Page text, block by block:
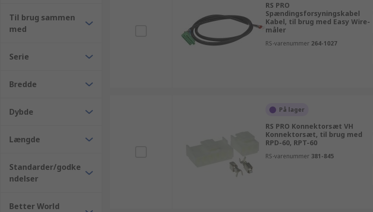
Til brug sammen
med
Serie
Bredde
Dybde
Længde
Standarder/godke
ndelser
Better World
RS PRO
Spændingsforsyningskabel
Kabel, til brug med Easy Wire-
måler
RS-varenummer 264-1027
På lager
RS PRO Konnektorsæt VH
Konnektorsæt, til brug med
RPD-60, RPT-60
RS-varenummer 381-845